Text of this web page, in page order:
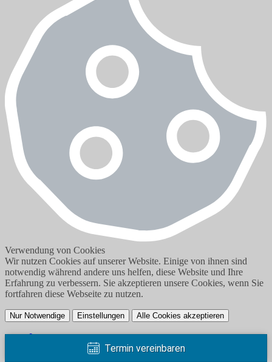
Verwendung von Cookies
Wir nutzen Cookies auf unserer Website. Einige von ihnen sind
notwendig während andere uns helfen, diese Website und Ihre
Erfahrung zu verbessern. Sie akzeptieren unsere Cookies, wenn Sie
fortfahren diese Webseite zu nutzen.
Nur Notwendige Einstellungen Alle Cookies akzeptieren
Impressum
DatenschutzerklärungTermin vereinbaren